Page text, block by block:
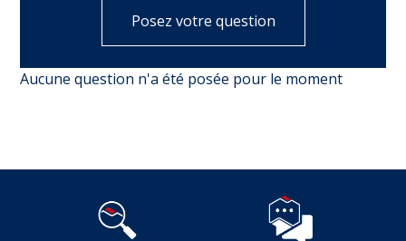
Posez votre question
Aucune question n'a été posée pour le moment